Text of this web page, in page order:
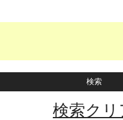
検索クリ